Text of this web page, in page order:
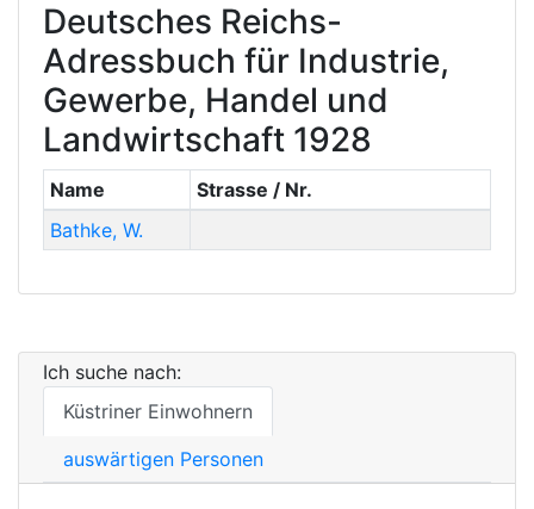
Deutsches Reichs-
Adressbuch für Industrie,
Gewerbe, Handel und
Landwirtschaft 1928
Name
Strasse / Nr.
Bathke, W.
Ich suche nach:
Küstriner Einwohnern
auswärtigen Personen